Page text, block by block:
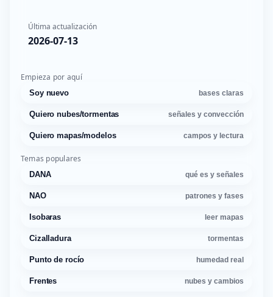
Última actualización
2026-07-13
Empieza por aquí
Soy nuevo bases claras
Quiero nubes/tormentas señales y convección
Quiero mapas/modelos campos y lectura
Temas populares
DANA qué es y señales
NAO patrones y fases
Isobaras leer mapas
Cizalladura tormentas
Punto de rocío humedad real
Frentes nubes y cambios